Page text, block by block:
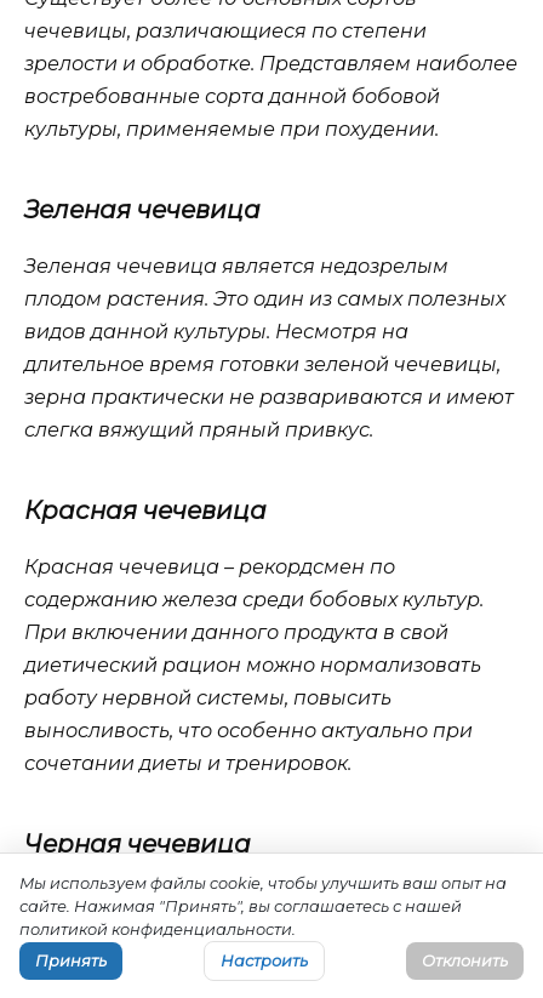
чечевицы, различающиеся по степени
зрелости и обработке. Представляем наиболее
востребованные сорта данной бобовой
культуры, применяемые при похудении.
Зеленая чечевица
Зеленая чечевица является недозрелым
плодом растения. Это один из самых полезных
видов данной культуры. Несмотря на
длительное время готовки зеленой чечевицы,
зерна практически не развариваются и имеют
слегка вяжущий пряный привкус.
Красная чечевица
Красная чечевица – рекордсмен по
содержанию железа среди бобовых культур.
При включении данного продукта в свой
диетический рацион можно нормализовать
работу нервной системы, повысить
выносливость, что особенно актуально при
сочетании диеты и тренировок.
Черная чечевица
Черная чечевица одна из самых
дорогостоящих сортов бобовых культур.
Содержащийся пигмент, который окрашивает
Мы используем файлы cookie, чтобы улучшить ваш опыт на
сайте. Нажимая "Принять", вы соглашаетесь с нашей
политикой конфиденциальности.
Принять
Настроить Отклонить